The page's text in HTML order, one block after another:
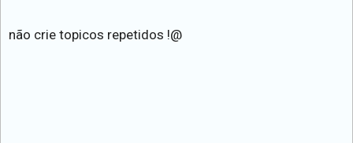
não crie topicos repetidos !@